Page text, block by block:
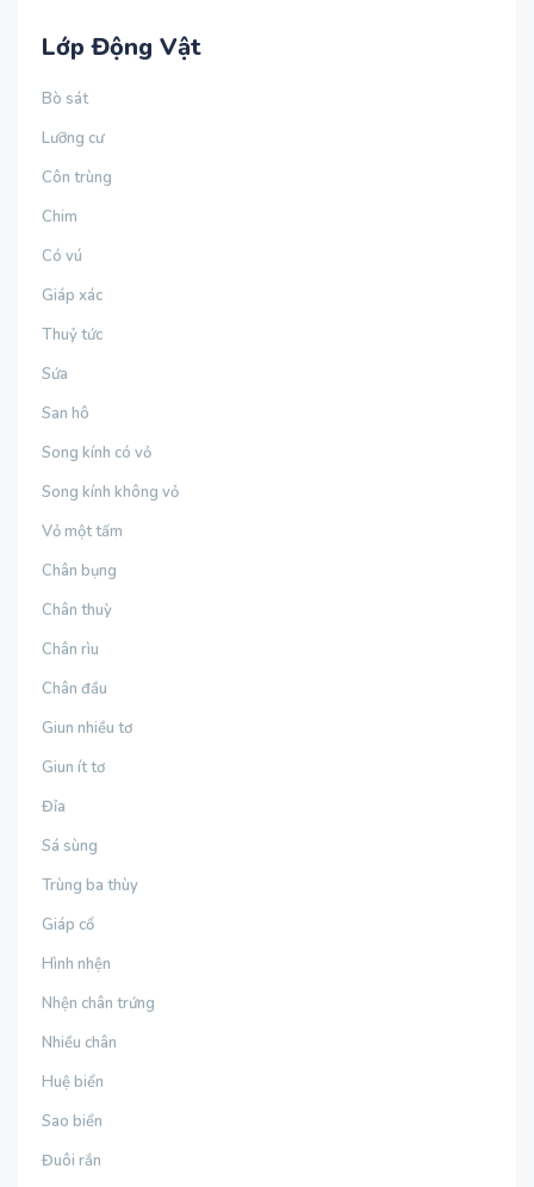
Lớp Động Vật
Bò sát
Lưỡng cư
Côn trùng
Chim
Có vú
Giáp xác
Thuỷ tức
Sứa
San hô
Song kính có vỏ
Song kính không vỏ
Vỏ một tấm
Chân bụng
Chân thuỳ
Chân rìu
Chân đầu
Giun nhiều tơ
Giun ít tơ
Đỉa
Sá sùng
Trùng ba thùy
Giáp cổ
Hình nhện
Nhện chân trứng
Nhiều chân
Huệ biển
Sao biển
Đuôi rắn